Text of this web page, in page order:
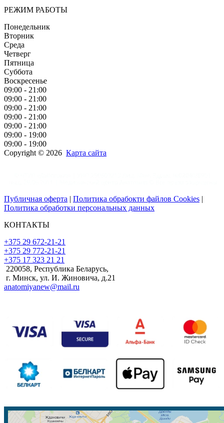
РЕЖИМ РАБОТЫ
Понедельник
Вторник
Среда
Четверг
Пятница
Суббота
Воскресенье
09:00 - 21:00
09:00 - 21:00
09:00 - 21:00
09:00 - 21:00
09:00 - 21:00
09:00 - 19:00
09:00 - 19:00
Copyright © 2026 Карта сайта
Публичная оферта | Политика обрабокти файлов Cookies |
Политика обработки персональных данных
КОНТАКТЫ
+375 29 672-21-21
+375 29 772-21-21
+375 17 323 21 21
220058, Республика Беларусь,
г. Минск, ул. И. Жиновича, д.21
anatomiyanew@mail.ru